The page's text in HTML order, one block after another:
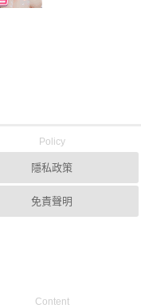
Policy
隱私政策
免責聲明
Content